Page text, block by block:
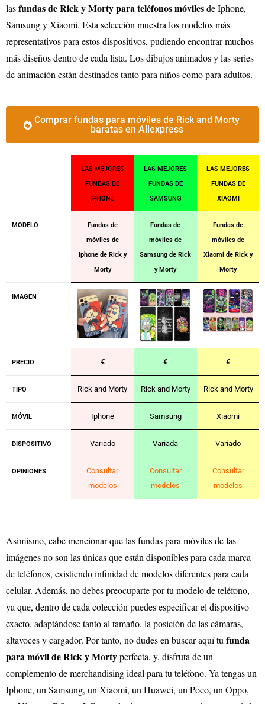
lasfundas de Rick y Morty para teléfonos móvilesde Iphone,
Samsung y Xiaomi. Esta selección muestra los modelos más
representativos para estos dispositivos, pudiendo encontrar muchos
más diseños dentro de cada lista. Los dibujos animados y las series
de animación están destinados tanto para niños como para adultos.
Comprar fundas para móviles de Rick and Morty
baratas en Aliexpress
LAS MEJORES
FUNDAS DE
IPHONE
LAS MEJORES
FUNDAS DE
SAMSUNG
LAS MEJORES
FUNDAS DE
XIAOMI
MODELO
Fundas de
móviles de
Iphone de Rick y
Morty
Fundas de
móviles de
Samsung de Rick
y Morty
Fundas de
móviles de
Xiaomi de Rick y
Morty
IMAGEN
PRECIO € € €
TIPO Rick and Morty Rick and Morty Rick and Morty
MÓVIL Iphone Samsung Xiaomi
DISPOSITIVO Variado Variada Variado
OPINIONES
Consultar
modelos
Consultar
modelos
Consultar
modelos
Asimismo, cabe mencionar que las fundas para móviles de las
imágenes no son las únicas que están disponibles para cada marca
de teléfonos, existiendo infinidad de modelos diferentes para cada
celular. Además, no debes preocuparte por tu modelo de teléfono,
ya que, dentro de cada colección puedes especificar el dispositivo
exacto, adaptándose tanto al tamaño, la posición de las cámaras,
altavoces y cargador. Por tanto, no dudes en buscar aquí tufunda
para móvil de Rick y Mortyperfecta, y, disfruta de un
complemento de merchandising ideal para tu teléfono. Ya tengas un
Iphone, un Samsung, un Xiaomi, un Huawei, un Poco, un Oppo,